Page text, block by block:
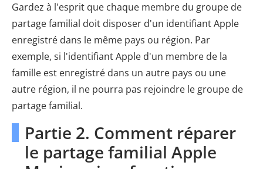
Gardez à l'esprit que chaque membre du groupe de
partage familial doit disposer d'un identifiant Apple
enregistré dans le même pays ou région. Par
exemple, si l'identifiant Apple d'un membre de la
famille est enregistré dans un autre pays ou une
autre région, il ne pourra pas rejoindre le groupe de
partage familial.
Partie 2. Comment réparer
le partage familial Apple